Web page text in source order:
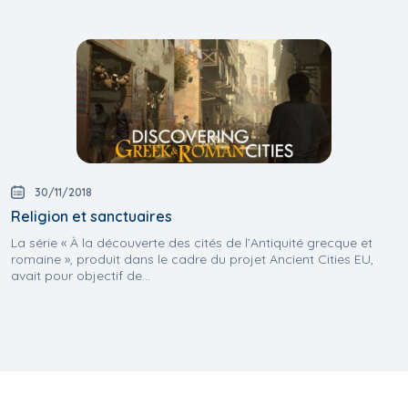
30/11/2018
Religion et sanctuaires
La série « À la découverte des cités de l’Antiquité grecque et
romaine », produit dans le cadre du projet Ancient Cities EU,
avait pour objectif de...